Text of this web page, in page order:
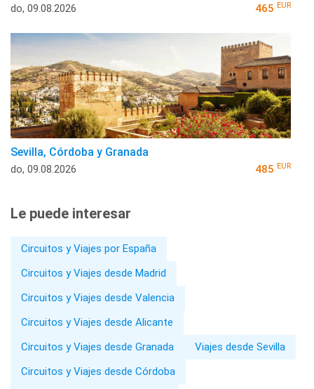
do, 09.08.2026 465 EUR
Sevilla, Córdoba y Granada
do, 09.08.2026 485 EUR
Le puede interesar
Circuitos y Viajes por España
Circuitos y Viajes desde Madrid
Circuitos y Viajes desde Valencia
Circuitos y Viajes desde Alicante
Circuitos y Viajes desde Granada
Viajes desde Sevilla
Circuitos y Viajes desde Córdoba